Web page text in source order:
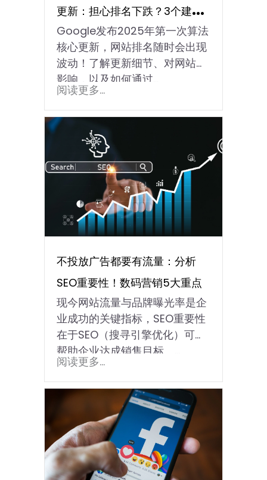
更新：担心排名下跌？3个建议
必知
Google发布2025年第一次算法
核心更新，网站排名随时会出现
波动！了解更新细节、对网站的
影响，以及如何通过…
阅读更多...
不投放广告都要有流量：分析
SEO重要性！数码营销5大重点
现今网站流量与品牌曝光率是企
业成功的关键指标，SEO重要性
在于SEO（搜寻引擎优化）可以
帮助企业达成销售目标。…
阅读更多...